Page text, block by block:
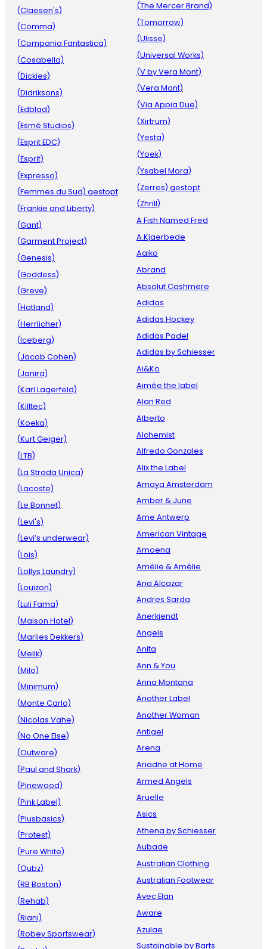
(Claesen's)
(Comma)
(Compania Fantastica)
(Cosabella)
(Dickies)
(Didriksons)
(Edblad)
(Esmé Studios)
(Esprit EDC)
(Esprit)
(Expresso)
(Femmes du Sud) gestopt
(Frankie and Liberty)
(Gant)
(Garment Project)
(Genesis)
(Goddess)
(Greve)
(Hatland)
(Herrlicher)
(Iceberg)
(Jacob Cohen)
(Janira)
(Karl Lagerfeld)
(Killtec)
(Koeka)
(Kurt Geiger)
(LTB)
(La Strada Unica)
(Lacoste)
(Le Bonnet)
(Levi's)
(Levi’s underwear)
(Lois)
(Lollys Laundry)
(Louizon)
(Luli Fama)
(Maison Hotel)
(Marlies Dekkers)
(Melik)
(Milo)
(Minimum)
(Monte Carlo)
(Nicolas Vahe)
(No One Else)
(Outware)
(Paul and Shark)
(Pinewood)
(Pink Label)
(Plusbasics)
(Protest)
(Pure White)
(Qubz)
(RB Boston)
(Rehab)
(Riani)
(Robey Sportswear)
(The Mercer Brand)
(Tomorrow)
(Ulisse)
(Universal Works)
(V by Vera Mont)
(Vera Mont)
(Via Appia Due)
(Xirtrum)
(Yesta)
(Yoek)
(Ysabel Mora)
(Zerres) gestopt
(Zhrill)
A Fish Named Fred
A.Kjaerbede
Aaiko
Abrand
Absolut Cashmere
Adidas
Adidas Hockey
Adidas Padel
Adidas by Schiesser
Ai&Ko
Aimée the label
Alan Red
Alberto
Alchemist
Alfredo Gonzales
Alix the Label
Amaya Amsterdam
Amber & June
Ame Antwerp
American Vintage
Amoena
Amélie & Amélie
Ana Alcazar
Andres Sarda
Anerkjendt
Angels
Anita
Ann & You
Anna Montana
Another Label
Another Woman
Antigel
Arena
Ariadne at Home
Armed Angels
Aruelle
Asics
Athena by Schiesser
Aubade
Australian Clothing
Australian Footwear
Avec Elan
Aware
Azulae
Sustainable by Barts